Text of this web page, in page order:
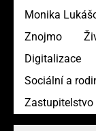
Monika
Znojmo
Digitalizace
Sociální a
Zastupitelstvo